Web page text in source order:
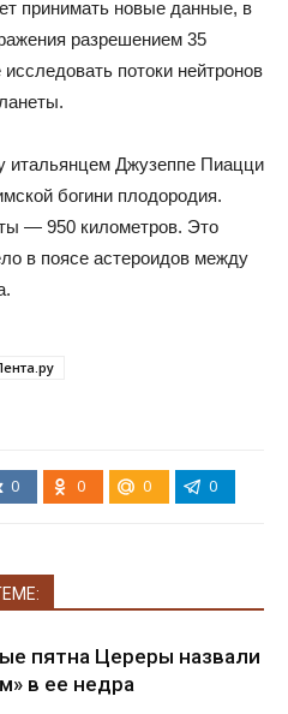
принимать новые данные, в
разрешением 35
потоки нейтронов
итальянцем Джузеппе Пиацци
богини плодородия.
— 950 километров. Это
в поясе астероидов между
0 0 0 0
пятна Цереры назвали
в ее недра